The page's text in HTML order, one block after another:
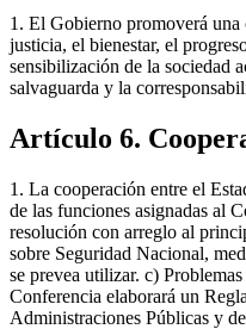
1. El Gobierno promoverá una
justicia, el bienestar, el
sensibilización de la sociedad
salvaguarda y la
Artículo 6.
1. La cooperación entre el
de las funciones asignadas al
resolución con arreglo al
sobre Seguridad Nacional,
se prevea utilizar. c)
Conferencia elaborará un
Administraciones Públicas y